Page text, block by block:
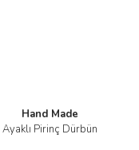
Hand Made
Ayaklı Pirinç Dürbün